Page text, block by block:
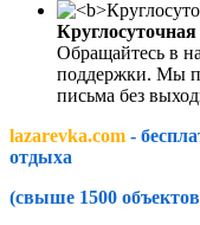
Обращайтесь в
поддержки. Мы
письма без
lazarevka.com -
отдыха
(свыше 1500